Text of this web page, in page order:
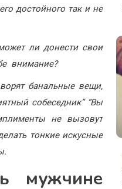
достойного так и не
ли донести свои
внимание?
банальные вещи,
собеседник” “Вы
не вызовут
тонкие искусные
мужчине